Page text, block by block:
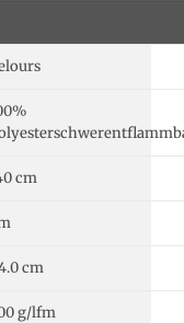
cm
cm
g/lfm